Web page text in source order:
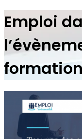
Emploi